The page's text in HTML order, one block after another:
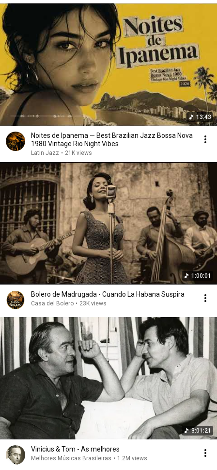
13:43
Noites de Ipanema — Best Brazilian Jazz Bossa Nova
1980 Vintage Rio Night Vibes
Latin Jazz • 21K views
1:00:01
Bolero de Madrugada - Cuando La Habana Suspira
Casa del Bolero • 23K views
3:01:21
Vinicius & Tom - As melhores
Melhores Músicas Brasileiras • 1.2M views